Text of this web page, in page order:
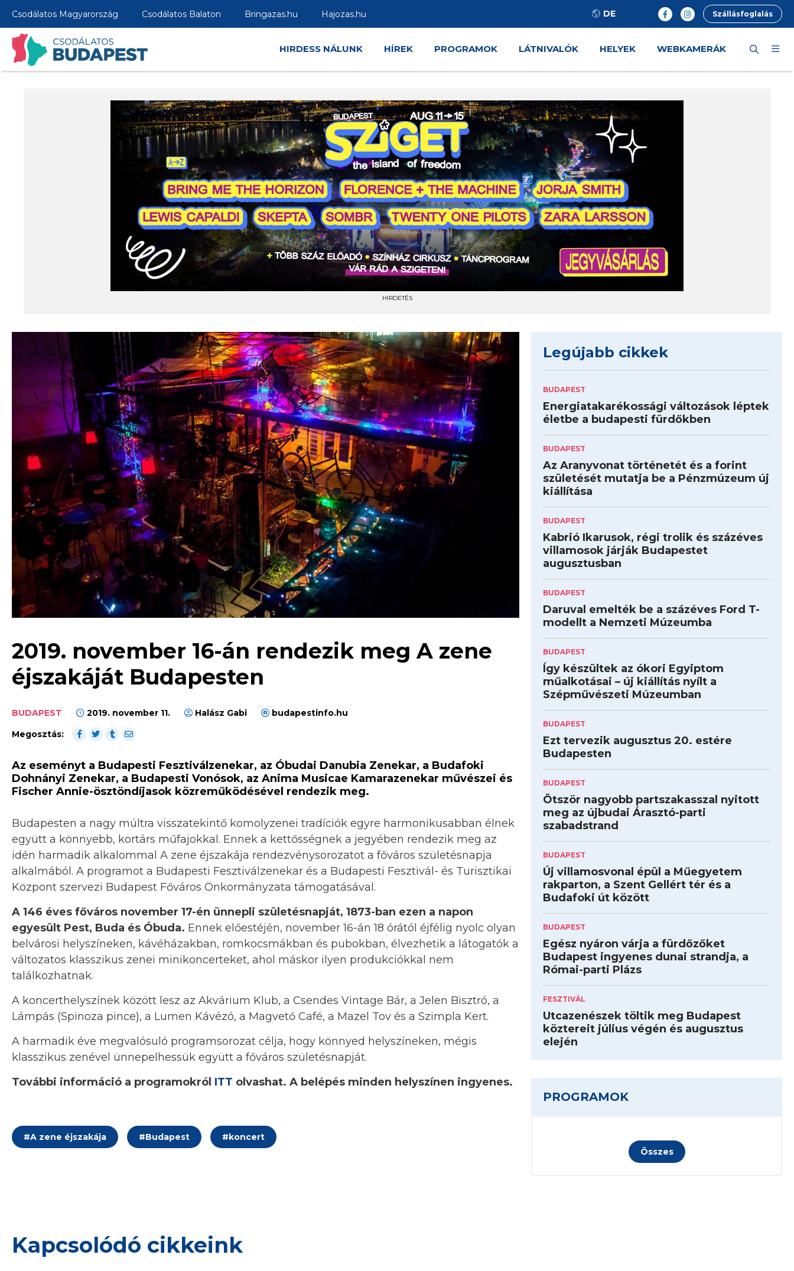
Csodálatos Magyarország Csodálatos Balaton Bringazas.hu Hajozas.hu DE Szállásfoglalás
HIRDESS NÁLUNK HÍREK PROGRAMOK LÁTNIVALÓK HELYEK WEBKAMERÁK
HIRDETÉS
2019. november 16-án rendezik meg A zene
éjszakáját Budapesten
BUDAPEST 2019. november 11. Halász Gabi
budapestinfo.hu
Megosztás:
Az eseményt a Budapesti Fesztiválzenekar, az Óbudai Danubia Zenekar, a Budafoki
Dohnányi Zenekar, a Budapesti Vonósok, az Anima Musicae Kamarazenekar művészei és
Fischer Annie-ösztöndíjasok közreműködésével rendezik meg.
Budapesten a nagy múltra visszatekintő komolyzenei tradíciók egyre harmonikusabban élnek
együtt a könnyebb, kortárs műfajokkal. Ennek a kettősségnek a jegyében rendezik meg az
idén harmadik alkalommal A zene éjszakája rendezvénysorozatot a főváros születésnapja
alkalmából. A programot a Budapesti Fesztiválzenekar és a Budapesti Fesztivál- és Turisztikai
Központ szervezi Budapest Főváros Önkormányzata támogatásával.
A 146 éves főváros november 17-én ünnepli születésnapját, 1873-ban ezen a napon
egyesült Pest, Buda és Óbuda. Ennek előestéjén, november 16-án 18 órától éjfélig nyolc olyan
belvárosi helyszíneken, kávéházakban, romkocsmákban és pubokban, élvezhetik a látogatók a
változatos klasszikus zenei minikoncerteket, ahol máskor ilyen produkciókkal nem
találkozhatnak.
A koncerthelyszínek között lesz az Akvárium Klub, a Csendes Vintage Bár, a Jelen Bisztró, a
Lámpás (Spinoza pince), a Lumen Kávézó, a Magvető Café, a Mazel Tov és a Szimpla Kert.
A harmadik éve megvalósuló programsorozat célja, hogy könnyed helyszíneken, mégis
klasszikus zenével ünnepelhessük együtt a főváros születésnapját.
További információ a programokról ITT olvashat. A belépés minden helyszínen ingyenes.
#A zene éjszakája #Budapest #koncert
Legújabb cikkek
BUDAPEST
Energiatakarékossági változások léptek
életbe a budapesti fürdőkben
BUDAPEST
Az Aranyvonat történetét és a forint
születését mutatja be a Pénzmúzeum új
kiállítása
BUDAPEST
Kabrió Ikarusok, régi trolik és százéves
villamosok járják Budapestet
augusztusban
BUDAPEST
Daruval emelték be a százéves Ford T-
modellt a Nemzeti Múzeumba
BUDAPEST
Így készültek az ókori Egyiptom
műalkotásai – új kiállítás nyílt a
Szépművészeti Múzeumban
BUDAPEST
Ezt tervezik augusztus 20. estére
Budapesten
BUDAPEST
Ötször nagyobb partszakasszal nyitott
meg az újbudai Árasztó-parti
szabadstrand
BUDAPEST
Új villamosvonal épül a Műegyetem
rakparton, a Szent Gellért tér és a
Budafoki út között
BUDAPEST
Egész nyáron várja a fürdőzőket
Budapest ingyenes dunai strandja, a
Római-parti Plázs
FESZTIVÁL
Utcazenészek töltik meg Budapest
köztereit július végén és augusztus
elején
PROGRAMOK
Összes
Kapcsolódó cikkeink